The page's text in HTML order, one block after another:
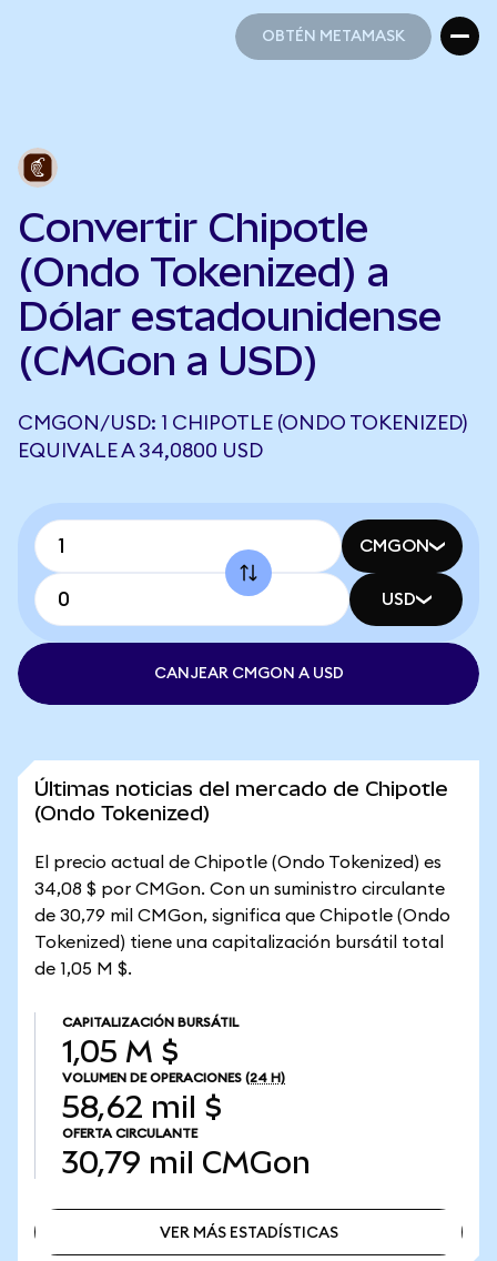
OBTÉN METAMASK
Convertir Chipotle
(Ondo Tokenized) a
Dólar estadounidense
(CMGon a USD)
CMGON/USD: 1 CHIPOTLE (ONDO TOKENIZED)
EQUIVALE A 34,0800 USD
CMGON
USD
CANJEAR CMGON A USD
Últimas noticias del mercado de Chipotle
(Ondo Tokenized)
El precio actual de Chipotle (Ondo Tokenized) es
34,08 $ por CMGon. Con un suministro circulante
de 30,79 mil CMGon, significa que Chipotle (Ondo
Tokenized) tiene una capitalización bursátil total
de 1,05 M $.
CAPITALIZACIÓN BURSÁTIL
1,05 M $
VOLUMEN DE OPERACIONES (24 H)
58,62 mil $
OFERTA CIRCULANTE
30,79 mil CMGon
VER MÁS ESTADÍSTICAS